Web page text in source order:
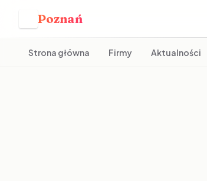
Poznań
Strona główna Firmy Aktualności